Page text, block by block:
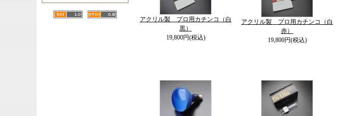
アクリル製 プロ用カチンコ（白
黒）
19,800円(税込)
アクリル製 プロ用カチンコ（白
赤）
19,800円(税込)